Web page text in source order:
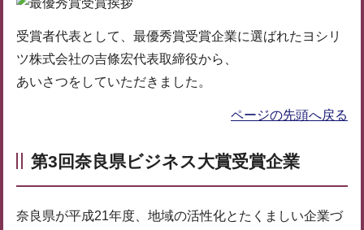
受賞者代表として、最優秀賞受賞企業に選ばれたヨシリ
ツ株式会社の吉條宏代表取締役から、
あいさつをしていただきました。
ページの先頭へ戻る
第3回奈良県ビジネス大賞受賞企業
奈良県が平成21年度、地域の活性化とたくましい企業づ